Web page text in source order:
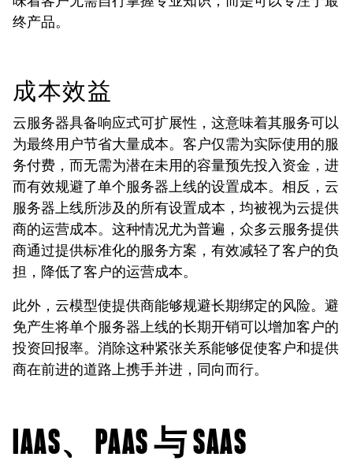
终产品。
成本效益
云服务器具备响应式可扩展性，这意味着其服务可以
为最终用户节省大量成本。客户仅需为实际使用的服
务付费，而无需为潜在未用的容量预先投入资金，进
而有效规避了单个服务器上线的设置成本。相反，云
服务器上线所涉及的所有设置成本，均被视为云提供
商的运营成本。这种情况尤为普遍，众多云服务提供
商通过提供标准化的服务方案，有效减轻了客户的负
担，降低了客户的运营成本。
此外，云模型使提供商能够规避长期绑定的风险。避
免产生将单个服务器上线的长期开销可以增加客户的
投资回报率。消除这种紧张关系能够促使客户和提供
商在前进的道路上携手并进，同向而行。
IAAS、PAAS 与 SAAS